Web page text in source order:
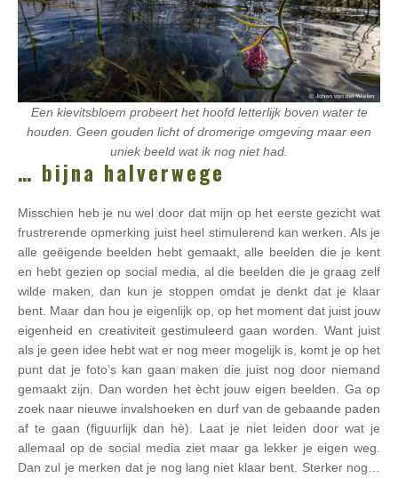
Een kievitsbloem probeert het hoofd letterlijk boven water te
houden. Geen gouden licht of dromerige omgeving maar een
uniek beeld wat ik nog niet had.
… bijna halverwege
Misschien heb je nu wel door dat mijn op het eerste gezicht wat
frustrerende opmerking juist heel stimulerend kan werken. Als je
alle geëigende beelden hebt gemaakt, alle beelden die je kent
en hebt gezien op social media, al die beelden die je graag zelf
wilde maken, dan kun je stoppen omdat je denkt dat je klaar
bent. Maar dan hou je eigenlijk op, op het moment dat juist jouw
eigenheid en creativiteit gestimuleerd gaan worden. Want juist
als je geen idee hebt wat er nog meer mogelijk is, komt je op het
punt dat je foto’s kan gaan maken die juist nog door niemand
gemaakt zijn. Dan worden het ècht jouw eigen beelden. Ga op
zoek naar nieuwe invalshoeken en durf van de gebaande paden
af te gaan (figuurlijk dan hè). Laat je niet leiden door wat je
allemaal op de social media ziet maar ga lekker je eigen weg.
Dan zul je merken dat je nog lang niet klaar bent. Sterker nog…